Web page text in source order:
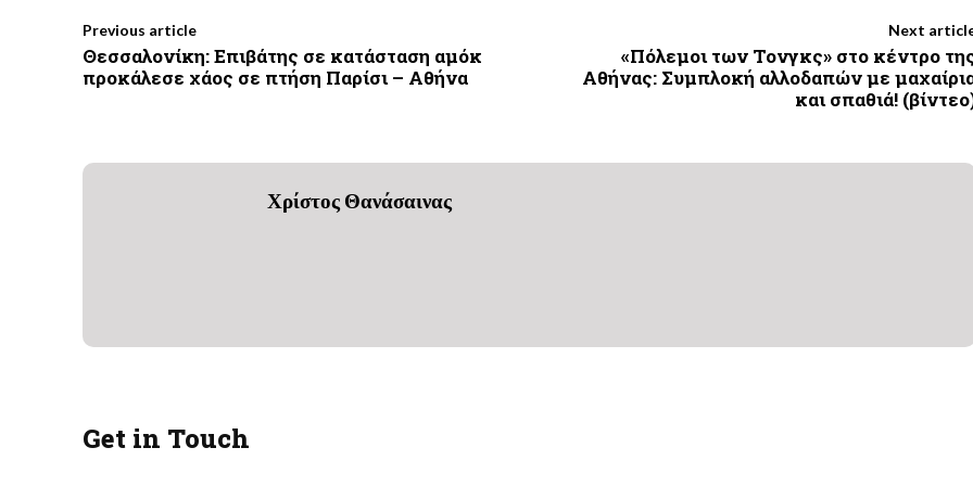
Previous article
Θεσσαλονίκη: Επιβάτης σε κατάσταση αμόκ
προκάλεσε χάος σε πτήση Παρίσι – Αθήνα
Next
«Πόλεμοι των Τονγκς» στο κέντρο
Αθήνας: Συμπλοκή αλλοδαπών με
και σπαθιά!
Χρίστος Θανάσαινας
Get in Touch